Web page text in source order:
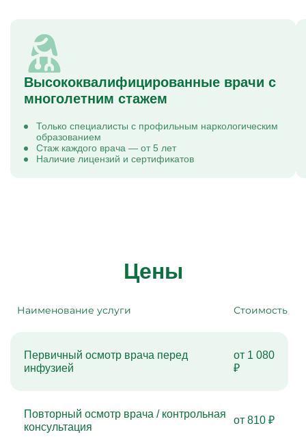
Высококвалифицированные врачи с
многолетним стажем
Только специалисты с профильным наркологическим
образованием
Стаж каждого врача — от 5 лет
Наличие лицензий и сертификатов
Цены
Наименование услуги Стоимость
Первичный осмотр врача перед
инфузией
от 1 080
₽
Повторный осмотр врача / контрольная
консультация
от 810 ₽